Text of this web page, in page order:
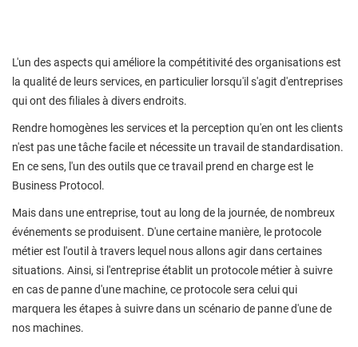
L'un des aspects qui améliore la compétitivité des organisations est
la qualité de leurs services, en particulier lorsqu'il s'agit d'entreprises
qui ont des filiales à divers endroits.
Rendre homogènes les services et la perception qu'en ont les clients
n'est pas une tâche facile et nécessite un travail de standardisation.
En ce sens, l'un des outils que ce travail prend en charge est le
Business Protocol.
Mais dans une entreprise, tout au long de la journée, de nombreux
événements se produisent. D'une certaine manière, le protocole
métier est l'outil à travers lequel nous allons agir dans certaines
situations. Ainsi, si l'entreprise établit un protocole métier à suivre
en cas de panne d'une machine, ce protocole sera celui qui
marquera les étapes à suivre dans un scénario de panne d'une de
nos machines.